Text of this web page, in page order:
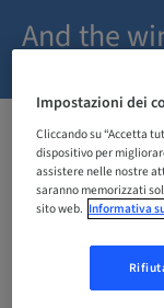
And the
CONTEST DEL
Impostazioni dei
Cliccando su “Accetta
dispositivo per
assistere nelle nostre
saranno memorizzati
sito web. Informativa